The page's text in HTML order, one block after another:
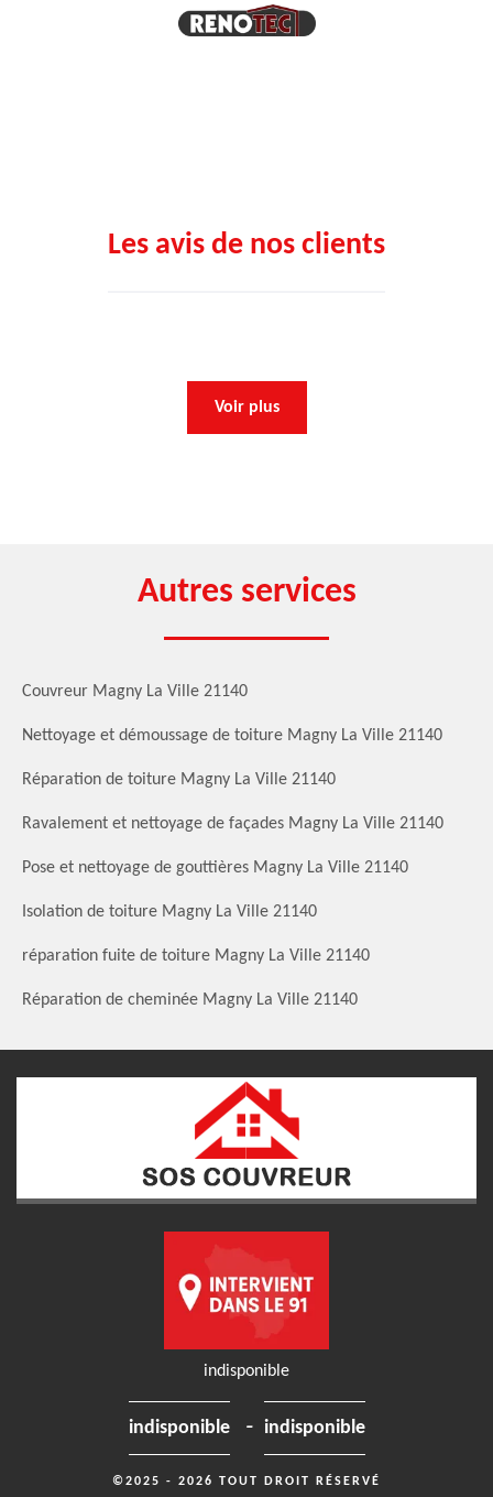
Les avis de nos clients
Voir plus
Autres services
Couvreur Magny La Ville 21140
Nettoyage et démoussage de toiture Magny La Ville 21140
Réparation de toiture Magny La Ville 21140
Ravalement et nettoyage de façades Magny La Ville 21140
Pose et nettoyage de gouttières Magny La Ville 21140
Isolation de toiture Magny La Ville 21140
réparation fuite de toiture Magny La Ville 21140
Réparation de cheminée Magny La Ville 21140
indisponible
indisponible - indisponible
©2025 - 2026 TOUT DROIT RÉSERVÉ